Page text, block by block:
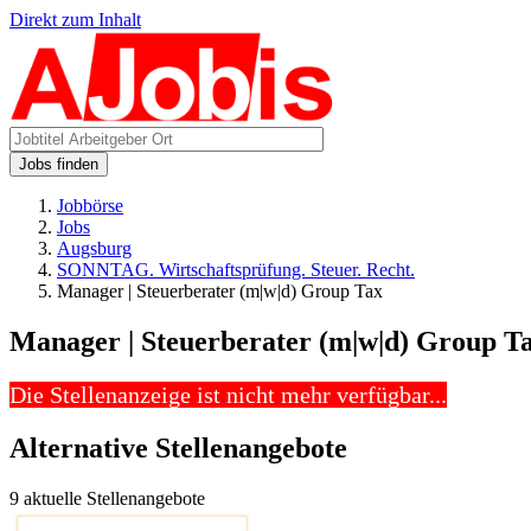
Direkt zum Inhalt
Jobs finden
Jobbörse
Jobs
Augsburg
SONNTAG. Wirtschaftsprüfung. Steuer. Recht.
Manager | Steuerberater (m|w|d) Group Tax
Manager | Steuerberater (m|w|d) Group
Die Stellenanzeige ist nicht mehr verfügbar...
Alternative Stellenangebote
9 aktuelle Stellenangebote